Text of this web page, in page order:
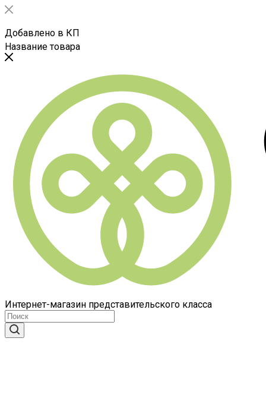
Добавлено в КП
Название товара
Интернет-магазин представительского класса